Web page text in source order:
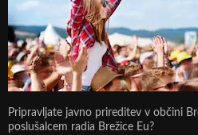
Pripravljate javno prireditev v občini
poslušalcem radia Brežice Eu?